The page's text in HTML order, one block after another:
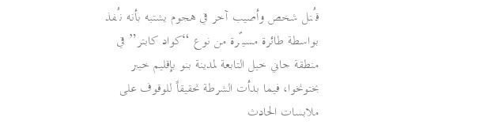
قُتل شخص وأصيب آخر في هجوم يشتبه بأنه نُفذ
بواسطة طائرة مسيّرة من نوع “كواد كابتر” في
منطقة جاني خيل التابعة لمدينة بنو بإقليم خيبر
بختونخوا، فيما بدأت الشرطة تحقيقاً للوقوف على
ملابسات الحادث